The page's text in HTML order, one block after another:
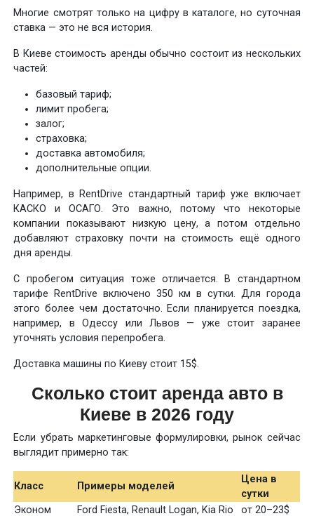
Многие смотрят только на цифру в каталоге, но суточная
ставка — это не вся история.
В Киеве стоимость аренды обычно состоит из нескольких
частей:
базовый тариф;
лимит пробега;
залог;
страховка;
доставка автомобиля;
дополнительные опции.
Например, в RentDrive стандартный тариф уже включает
КАСКО и ОСАГО. Это важно, потому что некоторые
компании показывают низкую цену, а потом отдельно
добавляют страховку почти на стоимость ещё одного
дня аренды.
С пробегом ситуация тоже отличается. В стандартном
тарифе RentDrive включено 350 км в сутки. Для города
этого более чем достаточно. Если планируется поездка,
например, в Одессу или Львов — уже стоит заранее
уточнять условия перепробега.
Доставка машины по Киеву стоит 15$.
Сколько стоит аренда авто в
Киеве в 2026 году
Если убрать маркетинговые формулировки, рынок сейчас
выглядит примерно так:
Класс Примеры моделей
Цена в
сутки
Эконом
Ford Fiesta, Renault Logan, Kia Rio от 20–23$